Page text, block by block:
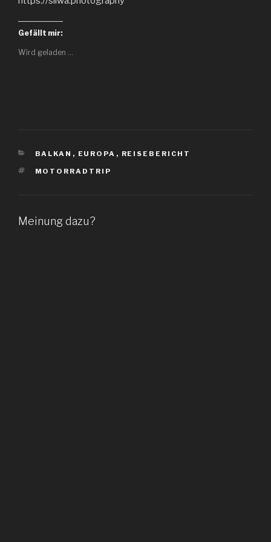
Gefällt mir:
Wird geladen …
KATEGORIEN
BALKAN , EUROPA , REISEBERICHT
SCHLAGWÖRTER
MOTORRADTRIP
Meinung dazu?